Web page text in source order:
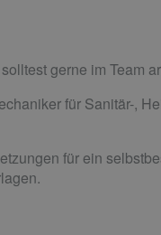
gerne im Team
für Sanitär-,
für ein